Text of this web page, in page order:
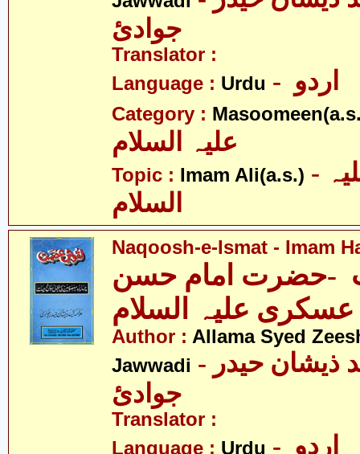
جوادئ
Translator :
Language : Urdu
Category :
Topic : Imam Ali(a.s.) - امام علی علیہ
السلام
Naqoosh-e-Ismat - Imam
-حضرت امام حسن
عسکری علیہ السلام
Author : Allama Syed
Jawwadi - علامہ سیّد ذیشان حیدر
جوادئ
Translator :
Language : Urdu